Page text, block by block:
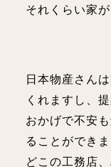
それくらい家
日本物産さん
くれますし、
おかげで不安
ることができま
どこの工務店